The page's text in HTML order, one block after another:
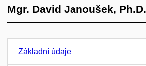
Mgr. David Janoušek, Ph.D.
Základní údaje